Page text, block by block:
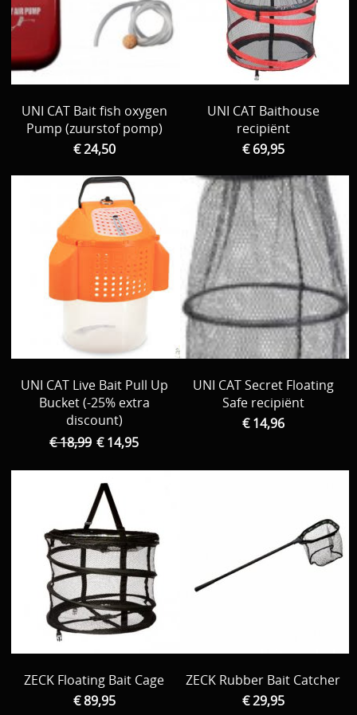
UNI CAT Bait fish oxygen
Pump (zuurstof pomp)
€ 24,50
UNI CAT Baithouse
recipiënt
€ 69,95
UNI CAT Live Bait Pull Up
Bucket (-25% extra
discount)
€ 18,99 € 14,95
UNI CAT Secret Floating
Safe recipiënt
€ 14,96
ZECK Floating Bait Cage
€ 89,95
ZECK Rubber Bait Catcher
€ 29,95